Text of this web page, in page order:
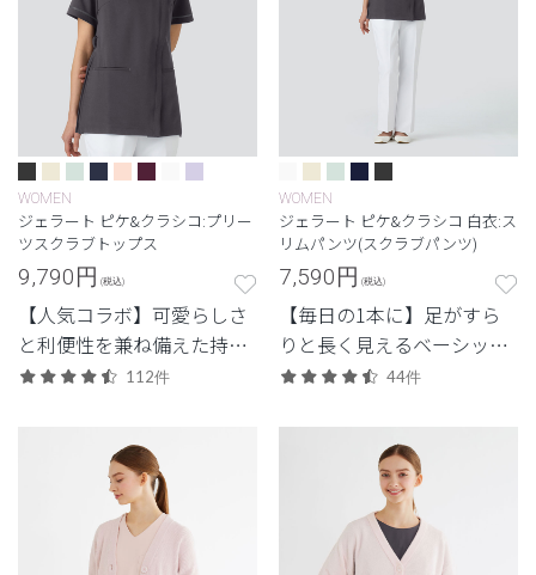
WOMEN
ジェラート ピケ&クラシコ:プリー
ツスクラブトップス
9,790円 (税込)
【人気コラボ】可愛らしさ
と利便性を兼ね備えた持っ
ておきたいジップタイプ。
112件
WOMEN
ジェラート ピケ&クラシコ 白衣:ス
リムパンツ(スクラブパンツ)
7,590円 (税込)
【毎日の1本に】足がすら
りと長く見えるベーシック
なデザイン。44件